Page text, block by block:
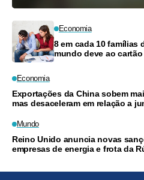
Economia
8 em cada 10 famílias
mundo deve ao
Economia
Exportações da China sobem
mas desaceleram em relação a
Mundo
Reino Unido anuncia novas
empresas de energia e frota da